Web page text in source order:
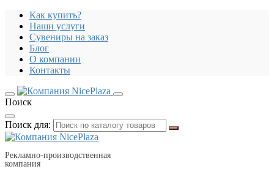
Как купить?
Наши услуги
Сувениры на заказ
Блог
О компании
Контакты
Поиск
Поиск для:
Рекламно-производственная
компания